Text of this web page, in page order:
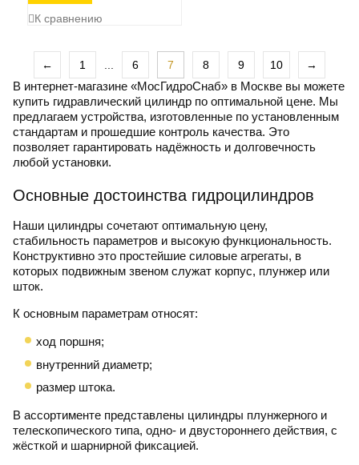
К сравнению
← 1 6 7 8 9 10 →
В интернет-магазине «МосГидроСнаб» в Москве вы можете
купить гидравлический цилиндр по оптимальной цене. Мы
предлагаем устройства, изготовленные по установленным
стандартам и прошедшие контроль качества. Это
позволяет гарантировать надёжность и долговечность
любой установки.
Основные достоинства гидроцилиндров
Наши цилиндры сочетают оптимальную цену,
стабильность параметров и высокую функциональность.
Конструктивно это простейшие силовые агрегаты, в
которых подвижным звеном служат корпус, плунжер или
шток.
К основным параметрам относят:
ход поршня;
внутренний диаметр;
размер штока.
В ассортименте представлены цилиндры плунжерного и
телескопического типа, одно- и двустороннего действия, с
жёсткой и шарнирной фиксацией.